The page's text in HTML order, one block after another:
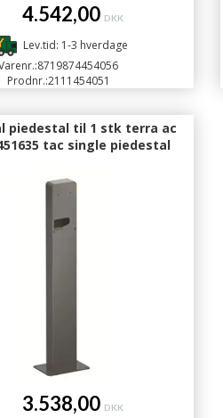
4.542,00 DKK
Lev.tid: 1-3 hverdage
8719874454056
Prodnr.:2111454051
piedestal til 1 stk terra ac
tac single piedestal
3.538,00 DKK